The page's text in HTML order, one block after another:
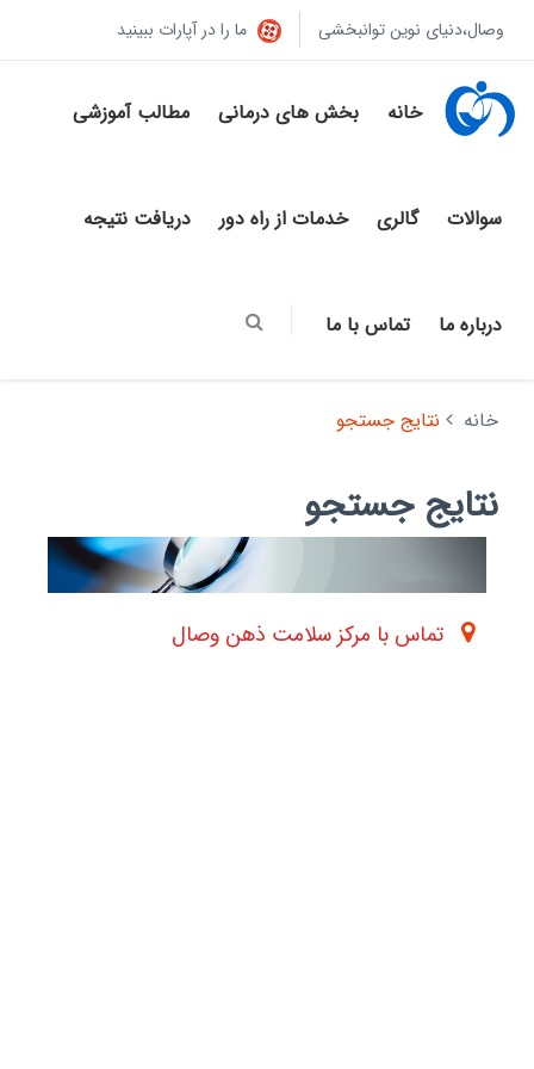
وصال،دنیای نوین توانبخشی ما را در آپارات ببینید
خانه بخش های درمانی مطالب آموزشی
سوالات گالری خدمات از راه دور دریافت نتیجه
درباره ما تماس با ما
خانه نتایج جستجو
نتایج جستجو
تماس با مرکز سلامت ذهن وصال